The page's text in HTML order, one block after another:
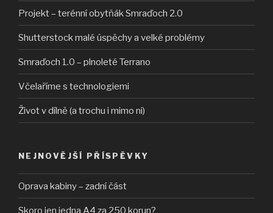
Projekt – terénní obytňák Smraďoch 2.0
Shutterstock malé úspěchy a velké problémy
Smraďoch 1.0 – plnoleté Terrano
Včelaříme s technologiemi
Život v dílně (a trochu i mimo ni)
NEJNOVĚJŠÍ PŘÍSPĚVKY
Oprava kabiny – zadní část
Skoro jen jedna A4 za 250 korun?